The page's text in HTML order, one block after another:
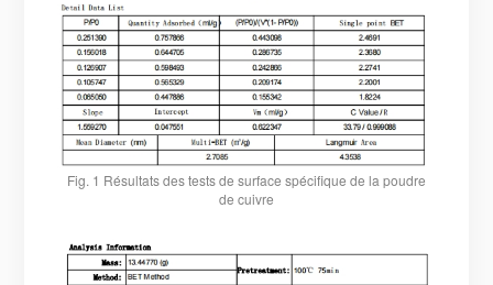
Fig. 1 Résultats des tests de surface spécifique de la poudre
de cuivre